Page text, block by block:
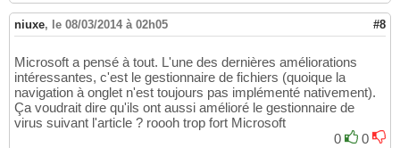
niuxe, le 08/03/2014 à 02h05 #8
Microsoft a pensé à tout. L'une des dernières améliorations
intéressantes, c'est le gestionnaire de fichiers (quoique la
navigation à onglet n'est toujours pas implémenté nativement).
Ça voudrait dire qu'ils ont aussi amélioré le gestionnaire de
virus suivant l'article ? roooh trop fort Microsoft
0
0